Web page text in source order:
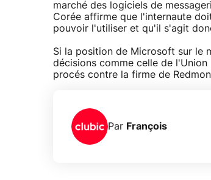
marché des logiciels de
Corée affirme que l'internaute
pouvoir l'utiliser et qu'il s'agit
Si la position de Microsoft sur le
décisions comme celle de
procés contre la firme de
Par François